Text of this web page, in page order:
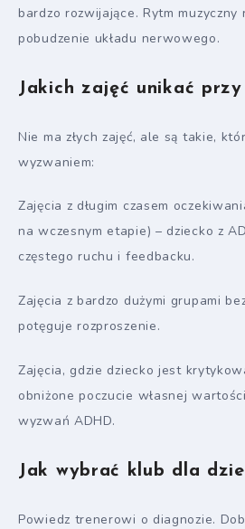
bardzo rozwijające. Rytm
pobudzenie układu nerwowego.
Jakich zajęć unikać
Nie ma złych zajęć, ale są takie,
wyzwaniem:
Zajęcia z długim czasem
na wczesnym etapie) – dziecko z
częstego ruchu i feedbacku.
Zajęcia z bardzo dużymi grupami
potęguje rozproszenie.
Zajęcia, gdzie dziecko jest
obniżone poczucie własnej
wyzwań ADHD.
Jak wybrać klub dla
Powiedz trenerowi o diagnozie.